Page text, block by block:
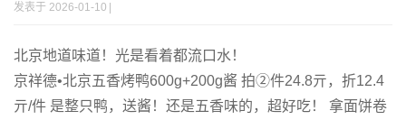
发表于 2026-01-10
北京地道味道！光是看着都流口水！
京祥德•北京五香烤鸭600g+200g酱 拍②件24.8亓，折12.4
亓/件 是整只鸭，送酱！还是五香味的，超好吃！ 拿面饼卷